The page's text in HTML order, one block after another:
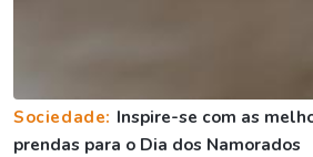
Sociedade: Inspire-se com as
prendas para o Dia dos Namorados